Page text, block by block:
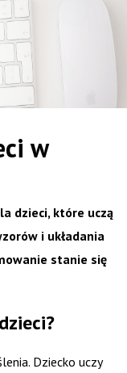
w
dzieci, które uczą
i układania
stanie się
Dziecko uczy